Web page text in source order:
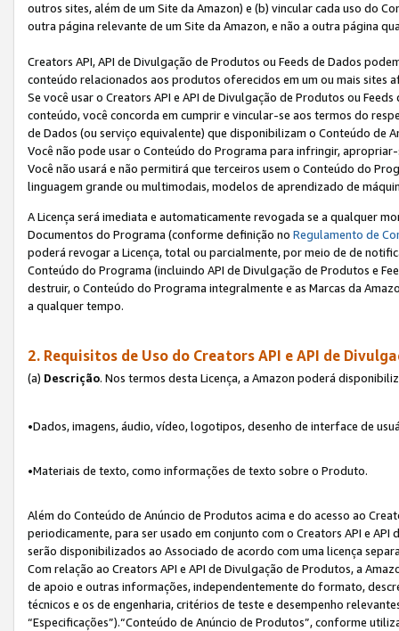
outros sites, além de um Site da Amazon) e (b) vincular cada uso do
outra página relevante de um Site da Amazon, e não a outra página
Creators API, API de Divulgação de Produtos ou Feeds de Dados
conteúdo relacionados aos produtos oferecidos em um ou mais sites
Se você usar o Creators API e API de Divulgação de Produtos ou
conteúdo, você concorda em cumprir e vincular-se aos termos do
de Dados (ou serviço equivalente) que disponibilizam o Conteúdo de
Você não pode usar o Conteúdo do Programa para infringir,
Você não usará e não permitirá que terceiros usem o Conteúdo do
linguagem grande ou multimodais, modelos de aprendizado de
A Licença será imediata e automaticamente revogada se a qualquer
Documentos do Programa (conforme definição no Regulamento de
poderá revogar a Licença, total ou parcialmente, por meio de de
Conteúdo do Programa (incluindo API de Divulgação de Produtos e
destruir, o Conteúdo do Programa integralmente e as Marcas da
a qualquer tempo.
2. Requisitos de Uso do Creators API e API de
(a) Descrição. Nos termos desta Licença, a Amazon poderá
•Dados, imagens, áudio, vídeo, logotipos, desenho de interface de
•Materiais de texto, como informações de texto sobre o Produto.
Além do Conteúdo de Anúncio de Produtos acima e do acesso ao
periodicamente, para ser usado em conjunto com o Creators API e
serão disponibilizados ao Associado de acordo com uma licença
Com relação ao Creators API e API de Divulgação de Produtos, a
de apoio e outras informações, independentemente do formato,
técnicos e os de engenharia, critérios de teste e desempenho
“Especificações”).“Conteúdo de Anúncio de Produtos”, conforme